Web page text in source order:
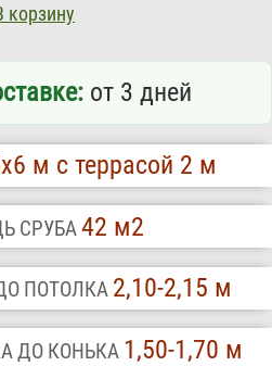
корзину
от 3 дней
м с террасой 2 м
СРУБА42 м2
ПОТОЛКА 2,10-2,15 м
ДО КОНЬКА 1,50-1,70 м